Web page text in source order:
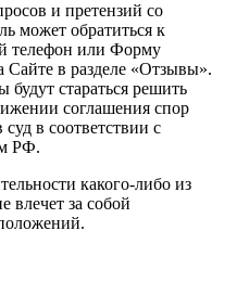
и претензий со
может обратиться к
телефон или Форму
Сайте в разделе «Отзывы».
стараться решить
соглашения спор
в соответствии с
РФ.
какого-либо из
влечет за собой